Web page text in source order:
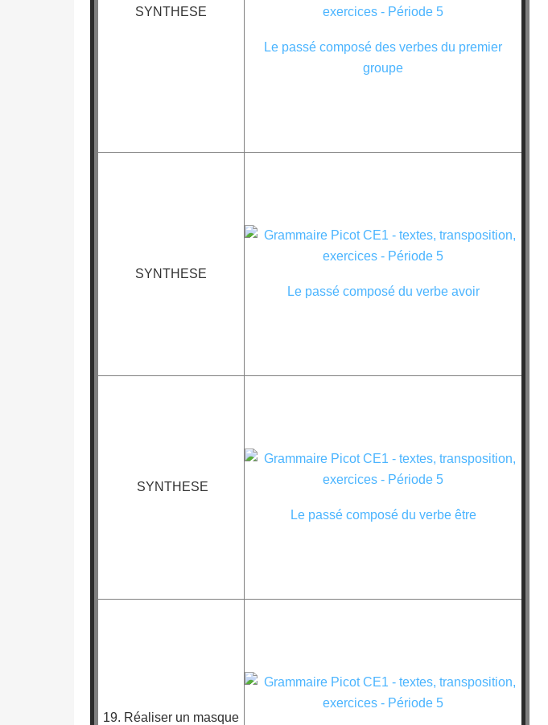
SYNTHESE
Le passé composé des verbes du premier
groupe
SYNTHESE
Le passé composé du verbe avoir
SYNTHESE
Le passé composé du verbe être
19. Réaliser un masque